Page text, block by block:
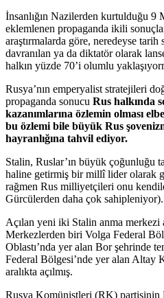
İnsanlığın Nazilerden kurtulduğu 9
eklemlenen propaganda ikili
araştırmalarda göre, neredeyse
davranılan ya da diktatör olarak
halkın yüzde 70’i olumlu
Rusya’nın emperyalist stratejileri
propaganda sonucu Rus halkında
kazanımlarına özlemin olması
bu özlemi bile büyük Rus
hayranlığına tahvil ediyor.
Stalin, Ruslar’ın büyük çoğunluğu
haline getirmiş bir millî lider olarak
rağmen Rus milliyetçileri onu
Gürcülerden daha çok sahipleniyor).
Açılan yeni iki Stalin anma merkezi
Merkezlerden biri Volga Federal
Oblastı’nda yer alan Bor şehrinde
Federal Bölgesi’nde yer alan Altay
aralıkta açılmış.
Rusya Komünistleri (RK) partisinin